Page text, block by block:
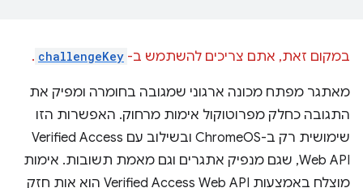
במקום זאת, אתם צריכים להשתמש ב- challengeKey
.
מאתגר מפתח מכונה ארגוני שמגובה בחומרה ומפיק את
התגובה כחלק מפרוטוקול אימות מרחוק. האפשרות הזו
שימושית רק ב-ChromeOS ובשילוב עם Verified Access
Web API, שגם מנפיק אתגרים וגם מאמת תשובות. אימות
מוצלח באמצעות Verified Access Web API הוא אות חזק